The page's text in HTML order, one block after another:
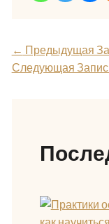
← Предыдущая
Следующая